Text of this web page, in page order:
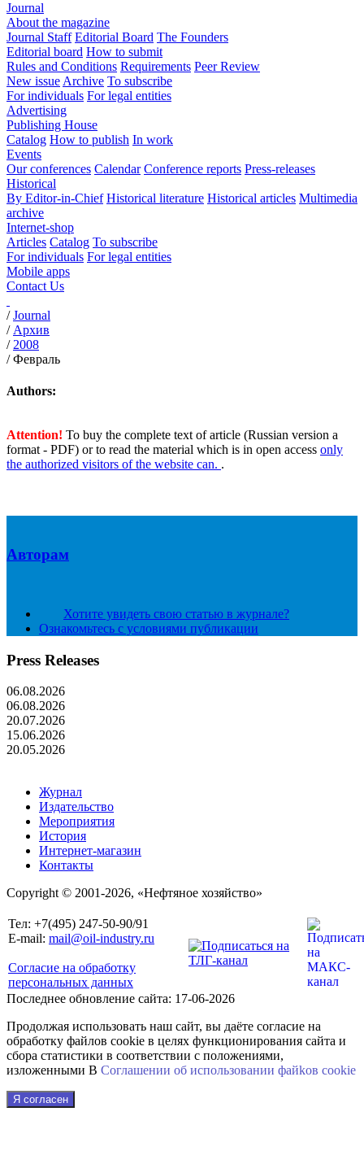
Journal
About the magazine
Journal Staff Editorial Board The Founders
Editorial board How to submit
Rules and Conditions Requirements Peer Review
New issue Archive To subscribe
For individuals For legal entities
Advertising
Publishing House
Catalog How to publish In work
Events
Our conferences Calendar Conference reports Press-releases
Historical
By Editor-in-Chief Historical literature Historical articles Multimedia
archive
Internet-shop
Articles Catalog To subscribe
For individuals For legal entities
Mobile apps
Contact Us
/Journal
/ Архив
/ 2008
/Февраль
Authors:
Attention! To buy the complete text of article (Russian version a
format - PDF) or to read the material which is in open access only
the authorized visitors of the website can. .
Авторам
Хотите увидеть свою статью в журнале?
Ознакомьтесь с условиями публикации
Press Releases
06.08.2026
06.08.2026
20.07.2026
15.06.2026
20.05.2026
Журнал
Издательство
Мероприятия
История
Интернет-магазин
Контакты
Copyright © 2001-2026, «Нефтяное хозяйство»
Тел: +7(495) 247-50-90/91
E-mail: mail@oil-industry.ru
Согласие на обработку
персональных данных
Последнее обновление сайта: 17-06-2026
Продолжая использовать наш сайт, вы даёте согласие на
обработку файлов cookie в целях функционирования сайта и
сбора статистики в соответствии с положениями,
изложенными В Соглашении об использовании файkов cookie
Я согласен